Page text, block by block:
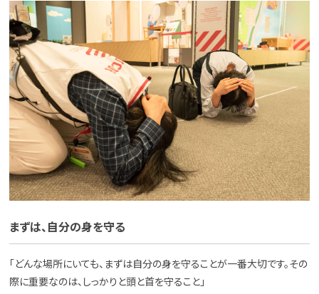
まずは、自分の身を守る
「どんな場所にいても、まずは自分の身を守ることが一番大切です。その
際に重要なのは、しっかりと頭と首を守ること」